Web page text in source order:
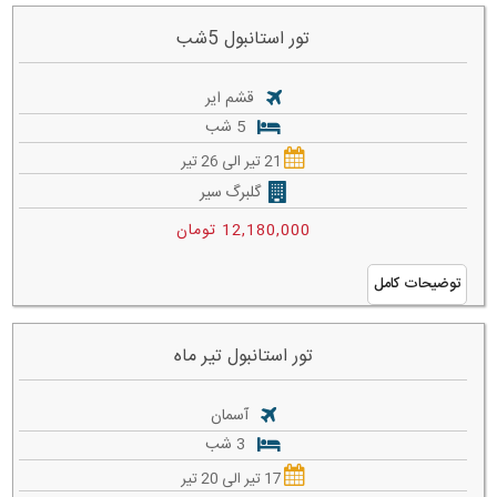
تور استانبول 5شب
قشم ایر
21 تیر الی 26 تیر
گلبرگ سیر
12,180,000 تومان
توضیحات کامل
تور استانبول تیر ماه
آسمان
17 تیر الی 20 تیر